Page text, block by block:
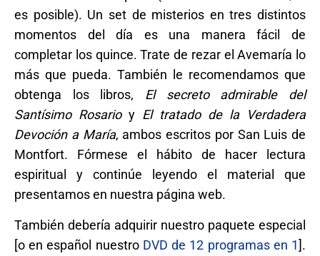
es posible). Un set de misterios en tres distintos
momentos del día es una manera fácil de
completar los quince. Trate de rezar el Avemaría lo
más que pueda. También le recomendamos que
obtenga los libros, El secreto admirable del
Santísimo Rosarioy El tratado de la Verdadera
Devoción a María, ambos escritos por San Luis de
Montfort. Fórmese el hábito de hacer lectura
espiritual y continúe leyendo el material que
presentamos en nuestra página web.
También debería adquirir nuestro paquete especial
[o en español nuestro DVD de 12 programas en 1].